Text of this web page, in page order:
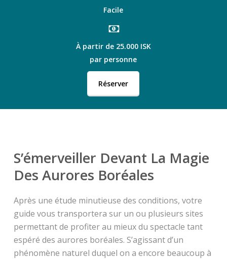
Facile
À partir de 25.000 ISK
par personne
Réserver
S’émerveiller Devant La Magie
Des Aurores Boréales
Après une étude minutieuse des conditions, votre
guide vous transportera sur un ou plusieurs sites
permettant de profiter au mieux du spectacle tant
espéré des aurores boréales. S’agissant d’un
phénomène naturel duquel on a encore beaucoup à